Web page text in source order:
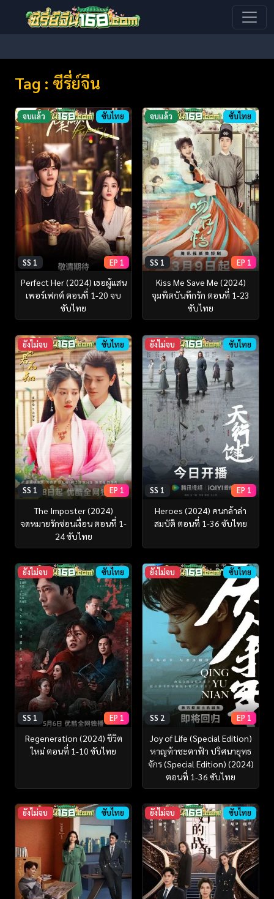
Tag : ซีรี่ย์จีน
จบแล้ว ซับไทย
SS 1 EP 1
Perfect Her (2024) เธอผู้แสน
เพอร์เฟกต์ ตอนที่ 1-20 จบ
ซับไทย
จบแล้ว ซับไทย
SS 1 EP 1
Kiss Me Save Me (2024)
จุมพิตบันทึกรัก ตอนที่ 1-23
ซับไทย
ยังไม่จบ ซับไทย
SS 1 EP 1
The Imposter (2024)
จดหมายรักซ่อนเงื่อน ตอนที่ 1-
24 ซับไทย
ยังไม่จบ ซับไทย
SS 1 EP 1
Heroes (2024) คนกล้าล่า
สมบัติ ตอนที่ 1-36 ซับไทย
ยังไม่จบ ซับไทย
SS 1 EP 1
Regeneration (2024) ชีวิต
ใหม่ ตอนที่ 1-10 ซับไทย
ยังไม่จบ ซับไทย
SS 2 EP 1
Joy of Life (Special Edition)
หาญท้าชะตาฟ้า ปริศนายุทธ
จักร (Special Edition) (2024)
ตอนที่ 1-36 ซับไทย
ยังไม่จบ ซับไทย ยังไม่จบ ซับไทย